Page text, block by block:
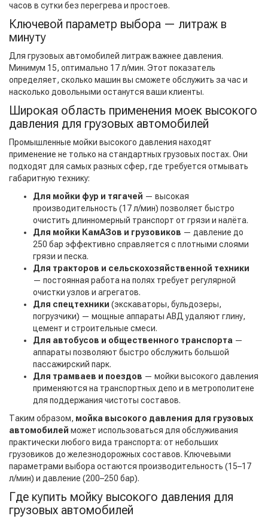
часов в сутки без перегрева и простоев.
Ключевой параметр выбора — литраж в
минуту
Для грузовых автомобилей литраж важнее давления.
Минимум 15, оптимально 17 л/мин. Этот показатель
определяет, сколько машин вы сможете обслужить за час и
насколько довольными останутся ваши клиенты.
Широкая область применения моек высокого
давления для грузовых автомобилей
Промышленные мойки высокого давления находят
применение не только на стандартных грузовых постах. Они
подходят для самых разных сфер, где требуется отмывать
габаритную технику:
Для мойки фур и тягачей — высокая
производительность (17 л/мин) позволяет быстро
очистить длинномерный транспорт от грязи и налёта.
Для мойки КамАЗов и грузовиков — давление до
250 бар эффективно справляется с плотными слоями
грязи и песка.
Для тракторов и сельскохозяйственной техники
— постоянная работа на полях требует регулярной
очистки узлов и агрегатов.
Для спецтехники (экскаваторы, бульдозеры,
погрузчики) — мощные аппараты АВД удаляют глину,
цемент и строительные смеси.
Для автобусов и общественного транспорта —
аппараты позволяют быстро обслужить большой
пассажирский парк.
Для трамваев и поездов — мойки высокого давления
применяются на транспортных депо и в метрополитене
для поддержания чистоты составов.
Таким образом, мойка высокого давления для грузовых
автомобилей может использоваться для обслуживания
практически любого вида транспорта: от небольших
грузовиков до железнодорожных составов. Ключевыми
параметрами выбора остаются производительность (15–17
л/мин) и давление (200–250 бар).
Где купить мойку высокого давления для
грузовых автомобилей